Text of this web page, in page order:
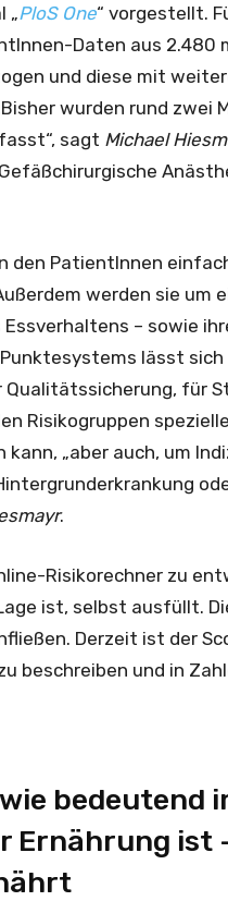
„PloS One“ vorgestellt.
Daten aus 2.480
und diese mit
wurden rund zwei
sagt Michael
den PatientInnen
werden sie um
– sowie
lässt sich
Qualitätssicherung, für
Risikogruppen
„aber auch, um
.
Risikorechner zu
ist, selbst ausfüllt.
Derzeit ist der
beschreiben und in
bedeutend
Ernährung ist